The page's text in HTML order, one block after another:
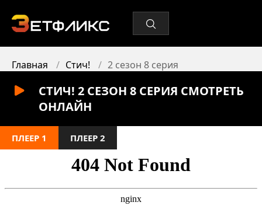
Главная Стич! 2 сезон 8 серия
СТИЧ! 2 СЕЗОН 8 СЕРИЯ СМОТРЕТЬ
ОНЛАЙН
ПЛЕЕР 1 ПЛЕЕР 2